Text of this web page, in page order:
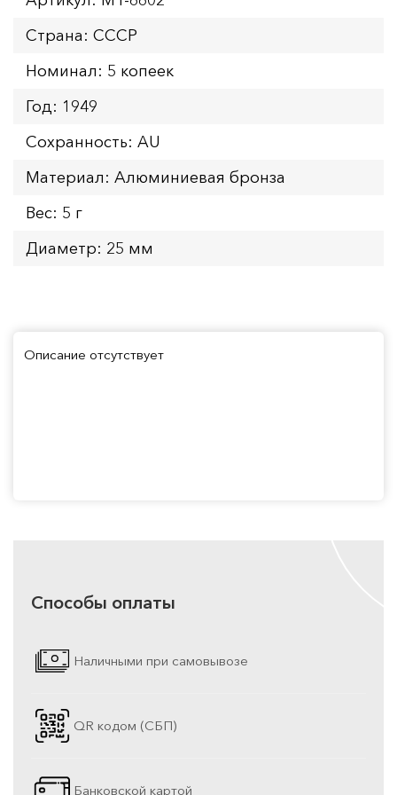
Страна: СССР
Номинал: 5 копеек
Год: 1949
Сохранность: AU
Материал: Алюминиевая бронза
Вес: 5 г
Диаметр: 25 мм
Описание отсутствует
Способы оплаты
Наличными при самовывозе
QR кодом (СБП)
Банковской картой